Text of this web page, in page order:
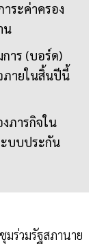
ระค่าครอง
น
าร (บอร์ด)
ภายในสิ้นปีนี้
ภารกิจใน
ะบบประกัน
มร่วมรัฐสภานาย